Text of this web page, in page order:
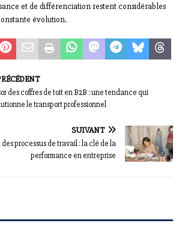
et de différenciation restent considérables
évolution.
des coffres de toit en B2B : une tendance qui
le transport professionnel
SUIVANT
processus de travail : la clé de la
performance en entreprise